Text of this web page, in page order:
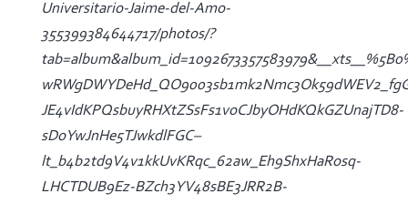
Universitario-Jaime-del-Amo-
355399384644717/photos/?
JE4vIdKPQsbuyRHXtZSsFs1voCJbyOHdKQkGZUnajTD8-
sDoYwJnHe5TJwkdlFGC–
lt_b4b2td9V4v1kkUvKRqc_62aw_Eh9ShxHaRosq-
LHCTDUB9Ez-BZch3YV48sBE3JRR2B-